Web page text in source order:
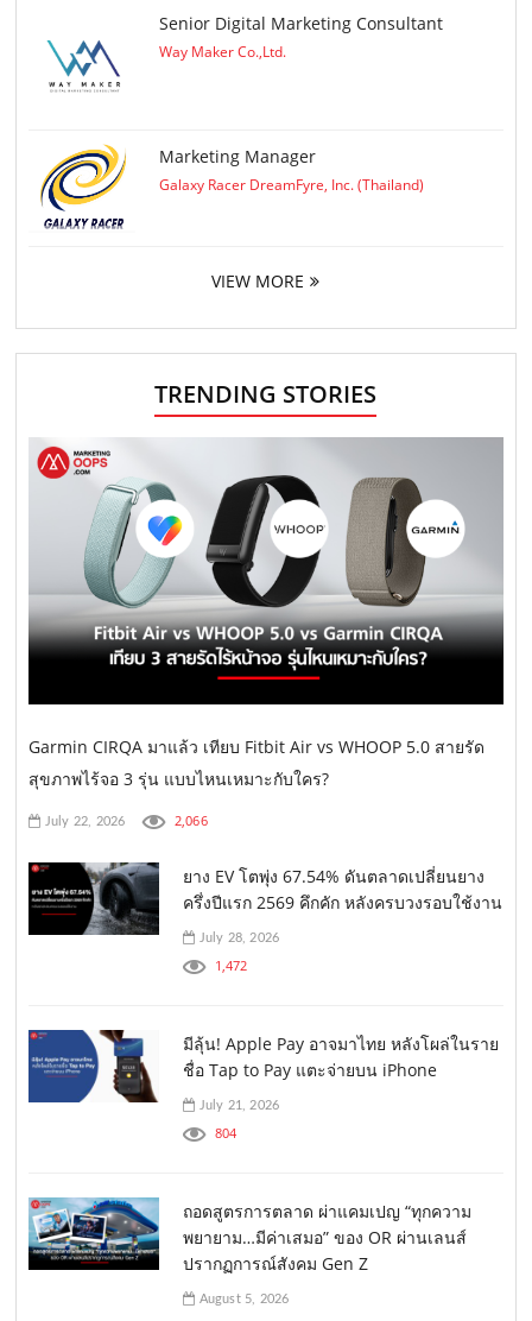
Senior Digital Marketing Consultant
Way Maker Co.,Ltd.
Marketing Manager
Galaxy Racer DreamFyre, Inc. (Thailand)
VIEW MORE
TRENDING STORIES
Garmin CIRQA มาแล้ว เทียบ Fitbit Air vs WHOOP 5.0 สายรัด
สุขภาพไร้จอ 3 รุ่น แบบไหนเหมาะกับใคร?
July 22, 2026 2,066
ยาง EV โตพุ่ง 67.54% ดันตลาดเปลี่ยนยาง
ครึ่งปีแรก 2569 คึกคัก หลังครบวงรอบใช้งาน
July 28, 2026
1,472
มีลุ้น! Apple Pay อาจมาไทย หลังโผล่ในราย
ชื่อ Tap to Pay แตะจ่ายบน iPhone
July 21, 2026
804
ถอดสูตรการตลาด ผ่าแคมเปญ “ทุกความ
พยายาม…มีค่าเสมอ” ของ OR ผ่านเลนส์
ปรากฏการณ์สังคม Gen Z
August 5, 2026